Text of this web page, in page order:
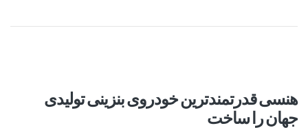
هنسی قدرتمندترین خودروی بنزینی تولیدی
جهان را ساخت